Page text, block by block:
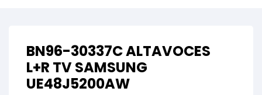
BN96-30337C ALTAVOCES
L+R TV SAMSUNG
UE48J5200AW